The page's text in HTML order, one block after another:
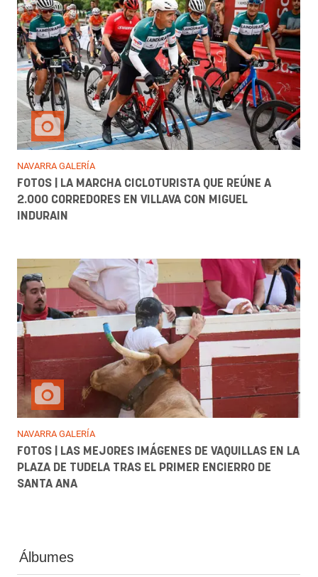
NAVARRA GALERÍA
FOTOS | LA MARCHA CICLOTURISTA QUE REÚNE A
2.000 CORREDORES EN VILLAVA CON MIGUEL
INDURAIN
NAVARRA GALERÍA
FOTOS | LAS MEJORES IMÁGENES DE VAQUILLAS EN LA
PLAZA DE TUDELA TRAS EL PRIMER ENCIERRO DE
SANTA ANA
Álbumes